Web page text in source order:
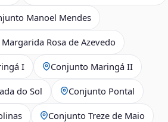
Manoel Mendes
Rosa de Azevedo
I Conjunto Maringá II
do Sol Conjunto Pontal
Conjunto Treze de Maio